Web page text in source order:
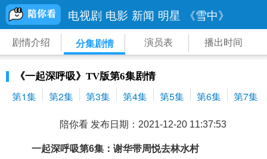
电视剧 电影 新闻 明星 《雪中》
剧情介绍 分集剧情 演员表 播出时间
《一起深呼吸》TV版第6集剧情
第1集 第2集 第3集 第4集 第5集 第6集 第7集
陪你看 发布日期：2021-12-20 11:37:53
一起深呼吸第6集：谢华带周悦去林水村